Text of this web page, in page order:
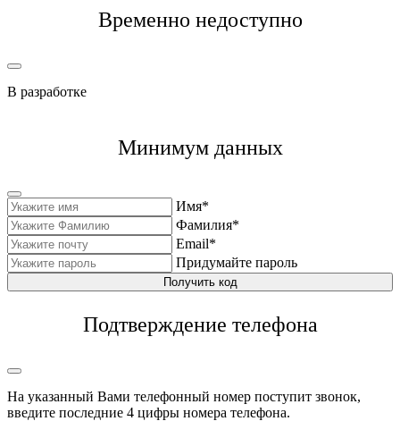
Временно недоступно
В разработке
Минимум данных
Имя*
Фамилия*
Email*
Придумайте пароль
Получить код
Подтверждение телефона
На указанный Вами телефонный номер поступит звонок,
введите последние 4 цифры номера телефона.